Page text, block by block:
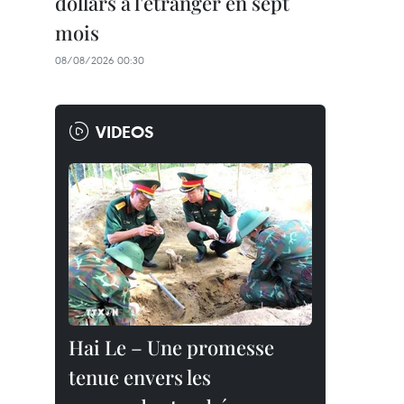
mois
08/08/2026 00:30
VIDEOS
Hai Le – Une promesse
tenue envers les